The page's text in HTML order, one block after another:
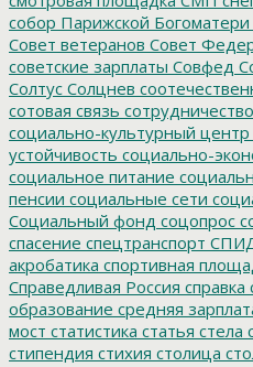
собор Парижской Богоматери
Совет ветеранов Совет
советские зарплаты Совфед
Солтус Солцнев
сотовая связь сотрудничество
социально-культурный центр
устойчивость социально-
социальное питание
пенсии социальные сети
Социальный фонд соцопрос
спасение спецтранспорт
акробатика спортивная
Справедливая Россия справка
образование средняя
мост статистика статья стела
стипендия стихия столица